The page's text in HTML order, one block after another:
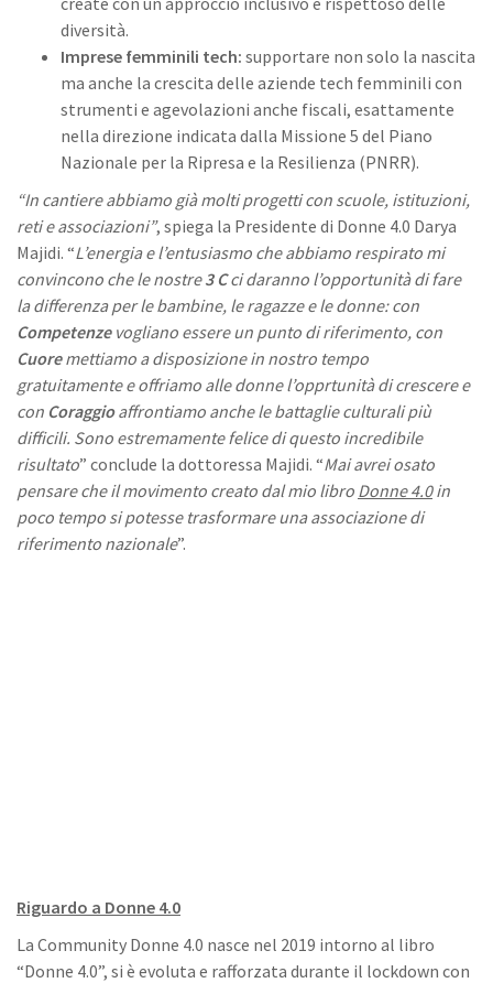
diversità.
Imprese femminili tech: supportare non solo la nascita
ma anche la crescita delle aziende tech femminili con
strumenti e agevolazioni anche fiscali, esattamente
nella direzione indicata dalla Missione 5 del Piano
Nazionale per la Ripresa e la Resilienza (PNRR).
“In cantiere abbiamo già molti progetti con scuole, istituzioni,
reti e associazioni”, spiega la Presidente di Donne 4.0 Darya
Majidi. “L’energia e l’entusiasmo che abbiamo respirato mi
convincono che le nostre3 Cci daranno l’opportunità di fare
la differenza per le bambine, le ragazze e le donne: con
Competenzevogliano essere un punto di riferimento, con
Cuoremettiamo a disposizione in nostro tempo
gratuitamente e offriamo alle donne l’opprtunità di crescere e
con Coraggioaffrontiamo anche le battaglie culturali più
difficili. Sono estremamente felice di questo incredibile
risultato” conclude la dottoressa Majidi. “Mai avrei osato
pensare che il movimento creato dal mio libro Donne 4.0in
poco tempo si potesse trasformare una associazione di
riferimento nazionale”.
Riguardo a Donne 4.0
La Community Donne 4.0 nasce nel 2019 intorno al libro
“Donne 4.0”, si è evoluta e rafforzata durante il lockdown con